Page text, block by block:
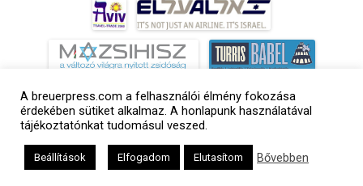
A breuerpress.com a felhasználói élmény fokozása
érdekében sütiket alkalmaz. A honlapunk használatával
tájékoztatónkat tudomásul veszed.
Beállítások Elfogadom Elutasítom Bővebben